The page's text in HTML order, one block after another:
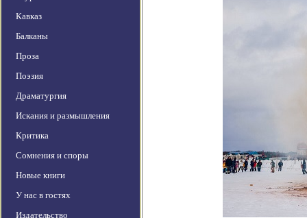
Кавказ
Балканы
Проза
Поэзия
Драматургия
Искания и размышления
Критика
Сомнения и споры
Новые книги
У нас в гостях
Издательство